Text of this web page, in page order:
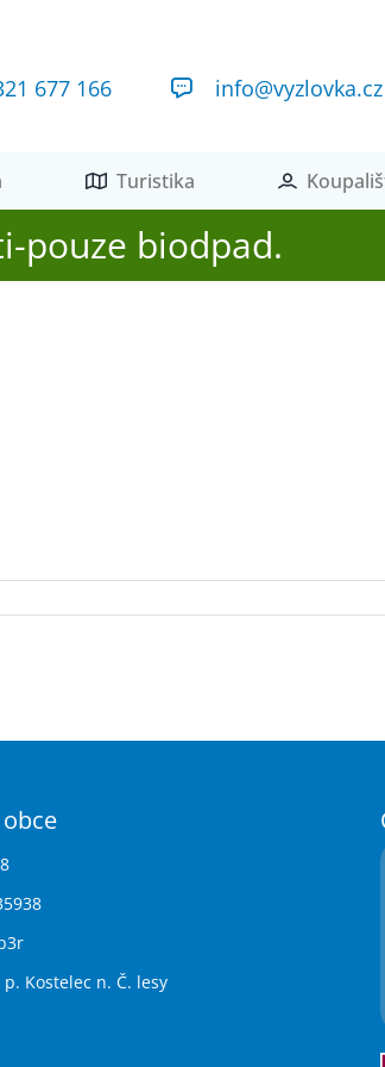
677 166 info@vyzlovka.cz
Turistika
pouze biodpad.
p. Kostelec n. Č. lesy